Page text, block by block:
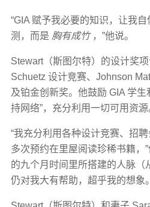
“GIA 赋予我必要的知识，让我
测，而是 胸有成竹，”他说。
Stewart（斯图尔特）的设计奖
Schuetz 设计竞赛、Johnson
及铂金创新奖。他鼓励 GIA 学
持网络”，充分利用一切可用资源
“我充分利用各种设计竞赛、招
多次预约在里屋阅读珍稀书籍，
的九个月时间里所搭建的人脉（
仍对我大有帮助，超乎我的想象